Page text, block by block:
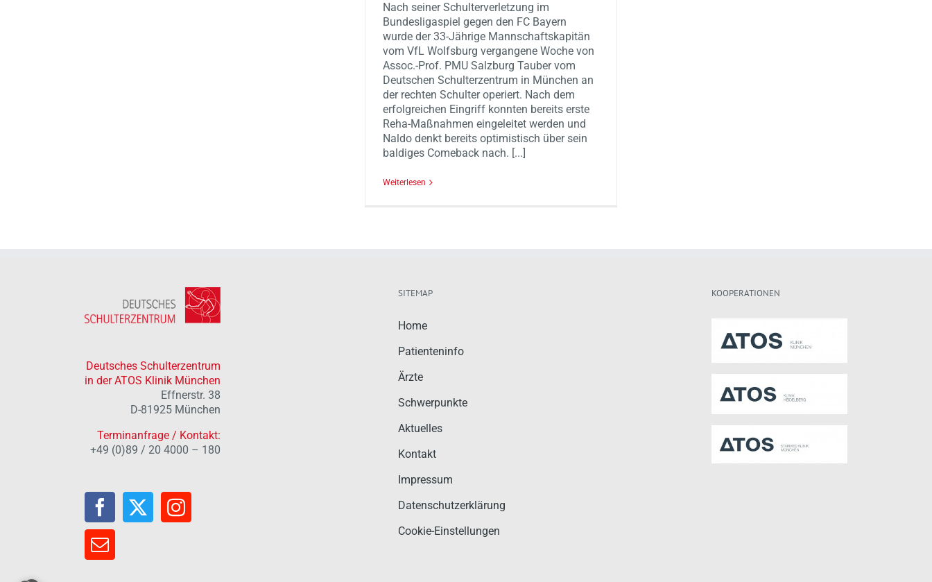
Nach seiner Schulterverletzung im
Bundesligaspiel gegen den FC Bayern
wurde der 33-Jährige Mannschaftskapitän
vom VfL Wolfsburg vergangene Woche von
Assoc.-Prof. PMU Salzburg Tauber vom
Deutschen Schulterzentrum in München an
der rechten Schulter operiert. Nach dem
erfolgreichen Eingriff konnten bereits erste
Reha-Maßnahmen eingeleitet werden und
Naldo denkt bereits optimistisch über sein
baldiges Comeback nach. [...]
Weiterlesen
Deutsches Schulterzentrum
in der ATOS Klinik München
Effnerstr. 38
D-81925 München
Terminanfrage / Kontakt:
+49 (0)89 / 20 4000 – 180
SITEMAP
Home
Patienteninfo
Ärzte
Schwerpunkte
Aktuelles
Kontakt
Impressum
Datenschutzerklärung
Cookie-Einstellungen
KOOPERATIONEN